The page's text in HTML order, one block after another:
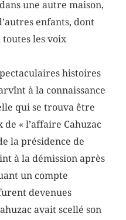
une autre maison,
enfants, dont
les voix
histoires
à la connaissance
qui se trouva être
« l’affaire Cahuzac
la présidence de
à la démission après
un compte
devenues
avait scellé son